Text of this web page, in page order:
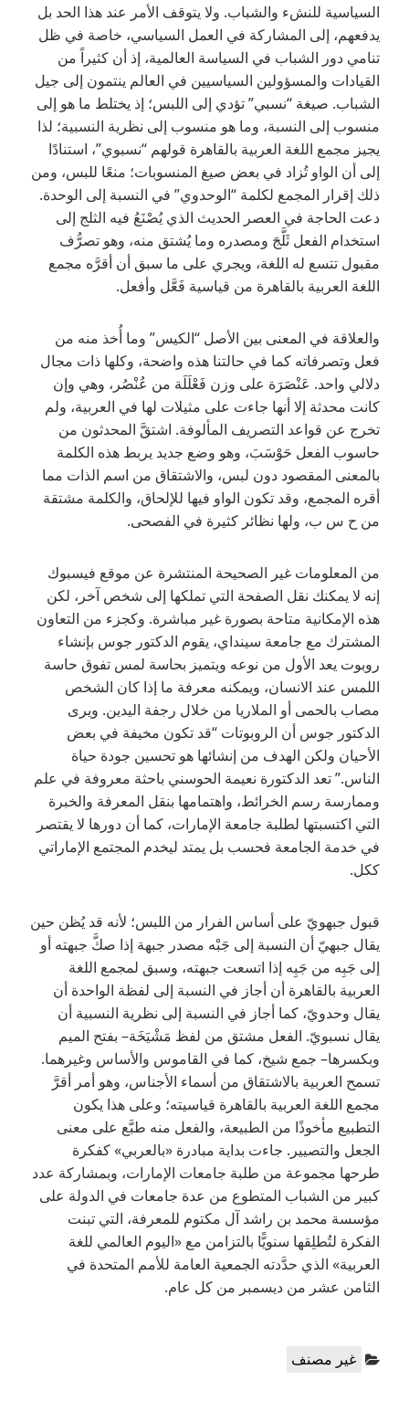
السياسية للنشء والشباب. ولا يتوقف الأمر عند هذا الحد بل
يدفعهم، إلى المشاركة في العمل السياسي، خاصة في ظل
تنامي دور الشباب في السياسة العالمية، إذ أن كثيراً من
القيادات والمسؤولين السياسيين في العالم ينتمون إلى جيل
الشباب. صيغة “نسبي” تؤدي إلى اللبس؛ إذ يختلط ما هو إلى
منسوب إلى النسبة، وما هو منسوب إلى نظرية النسبية؛ لذا
يجيز مجمع اللغة العربية بالقاهرة قولهم “نسبوي”، استنادًا
إلى أن الواو تُزاد في بعض صيغ المنسوبات؛ منعًا للبس، ومن
ذلك إقرار المجمع لكلمة “الوحدوي” في النسبة إلى الوحدة.
دعت الحاجة في العصر الحديث الذي يُصْنَعُ فيه الثلج إلى
استخدام الفعل ثَلَّجَ ومصدره وما يُشتق منه، وهو تصرُّف
مقبول تتسع له اللغة، ويجري على ما سبق أن أقرَّه مجمع
اللغة العربية بالقاهرة من قياسية فَعَّل وأفعل.
والعلاقة في المعنى بين الأصل “الكيس” وما أُخذ منه من
فعل وتصرفاته كما في حالتنا هذه واضحة، وكلها ذات مجال
دلالي واحد. عَنْصَرَة على وزن فَعْلَلَة من عُنْصُر، وهي وإن
كانت محدثة إلا أنها جاءت على مثيلات لها في العربية، ولم
تخرج عن قواعد التصريف المألوفة. اشتقَّ المحدثون من
حاسوب الفعل حَوْسَبَ، وهو وضع جديد يربط هذه الكلمة
بالمعنى المقصود دون لبس، والاشتقاق من اسم الذات مما
أقره المجمع، وقد تكون الواو فيها للإلحاق، والكلمة مشتقة
من ح س ب، ولها نظائر كثيرة في الفصحى.
من المعلومات غير الصحيحة المنتشرة عن موقع فيسبوك
إنه لا يمكنك نقل الصفحة التي تملكها إلى شخص آخر، لكن
هذه الإمكانية متاحة بصورة غير مباشرة. وكجزء من التعاون
المشترك مع جامعة سينداي، يقوم الدكتور جوس بإنشاء
روبوت يعد الأول من نوعه ويتميز بحاسة لمس تفوق حاسة
اللمس عند الانسان، ويمكنه معرفة ما إذا كان الشخص
مصاب بالحمى أو الملاريا من خلال رجفة اليدين. ويرى
الدكتور جوس أن الروبوتات “قد تكون مخيفة في بعض
الأحيان ولكن الهدف من إنشائها هو تحسين جودة حياة
الناس.” تعد الدكتورة نعيمة الحوسني باحثة معروفة في علم
وممارسة رسم الخرائط، واهتمامها بنقل المعرفة والخبرة
التي اكتسبتها لطلبة جامعة الإمارات، كما أن دورها لا يقتصر
في خدمة الجامعة فحسب بل يمتد ليخدم المجتمع الإماراتي
ككل.
قبول جبهويّ على أساس الفرار من اللبس؛ لأنه قد يُظن حين
يقال جبهيّ أن النسبة إلى جَبْه مصدر جبهة إذا صكَّ جبهته أو
إلى جَبِه من جَبِه إذا اتسعت جبهته، وسبق لمجمع اللغة
العربية بالقاهرة أن أجاز في النسبة إلى لفظة الواحدة أن
يقال وحدويّ، كما أجاز في النسبة إلى نظرية النسبية أن
يقال نسبويّ. الفعل مشتق من لفظ مَشْيَخَة– بفتح الميم
وبكسرها– جمع شيخ، كما في القاموس والأساس وغيرهما.
تسمح العربية بالاشتقاق من أسماء الأجناس، وهو أمر أقرَّ
مجمع اللغة العربية بالقاهرة قياسيته؛ وعلى هذا يكون
التطبيع مأخوذًا من الطبيعة، والفعل منه طبَّع على معنى
الجعل والتصيير. جاءت بداية مبادرة «بالعربي» كفكرة
طرحها مجموعة من طلبة جامعات الإمارات، وبمشاركة عدد
كبير من الشباب المتطوع من عدة جامعات في الدولة على
مؤسسة محمد بن راشد آل مكتوم للمعرفة، التي تبنت
الفكرة لتُطلِقها سنويًّا بالتزامن مع «اليوم العالمي للغة
العربية» الذي حدَّدته الجمعية العامة للأمم المتحدة في
الثامن عشر من ديسمبر من كل عام.
Categories:
غير مصنف